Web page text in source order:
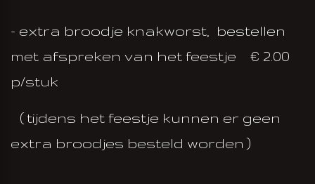
- extra broodje knakworst, bestellen
met afspreken van het feestje € 2.00
p/stuk
( tijdens het feestje kunnen er geen
extra broodjes besteld worden )